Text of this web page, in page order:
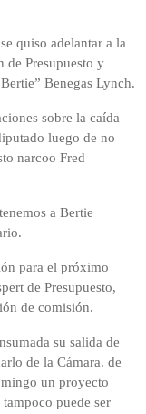
quiso adelantar a la
de Presupuesto y
Benegas Lynch.
sobre la caída
luego de no
narcoo Fred
a Bertie
para el próximo
de Presupuesto,
de comisión.
su salida de
de la Cámara. de
un proyecto
puede ser